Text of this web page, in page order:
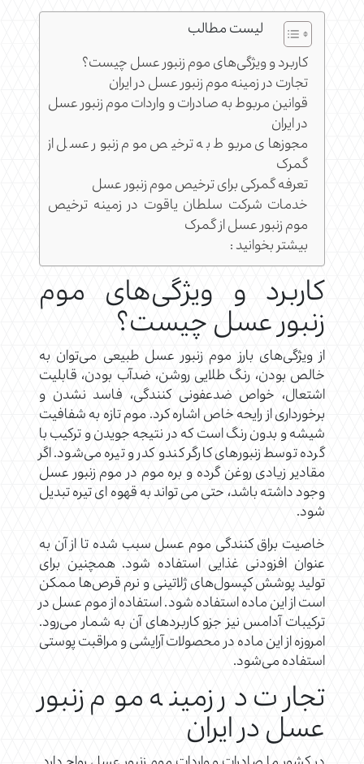
لیست مطالب
کاربرد و ویژگی‌های موم زنبور عسل چیست؟
تجارت در زمینه موم زنبور عسل در ایران
قوانین مربوط به صادرات و واردات موم زنبور عسل
در ایران
مجوزهای مربوط به ترخیص موم زنبور عسل از
گمرک
تعرفه گمرکی برای ترخیص موم زنبور عسل
خدمات شرکت سلطان یاقوت در زمینه ترخیص
موم زنبور عسل از گمرک
بیشتر بخوانید :
کاربرد و ویژگی‌های موم
زنبور عسل چیست؟
از ویژگی‌های بارز موم زنبور عسل طبیعی می‌توان به
خالص بودن، رنگ طلایی روشن، ضدآب بودن، قابلیت
اشتعال، خواص ضدعفونی کنندگی، فاسد نشدن و
برخورداری از رایحه خاص اشاره کرد. موم تازه به شفافیت
شیشه و بدون رنگ است که در نتیجه جویدن و ترکیب با
گرده توسط زنبورهای کارگر کندو کدر و تیره می‌شود. اگر
مقادیر زیادی روغن گرده و بره موم در موم زنبور عسل
وجود داشته باشد، حتی می تواند به قهوه ای تیره تبدیل
شود.
خاصیت براق کنندگی موم عسل سبب شده تا از آن به
عنوان افزودنی غذایی استفاده شود. همچنین برای
تولید پوشش کپسول‌های ژلاتینی و نرم قرص‌ها ممکن
است از این ماده استفاده شود. استفاده از موم عسل در
ترکیبات آدامس نیز جزو کاربردهای آن به شمار می‌رود.
امروزه از این ماده در محصولات آرایشی و مراقبت پوستی
استفاده می‌شود.
تجارت در زمینه موم زنبور
عسل در ایران